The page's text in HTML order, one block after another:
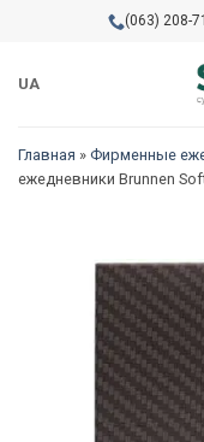
content
(063) 208-
UA
Главная » Фирменные
ежедневники Brunnen